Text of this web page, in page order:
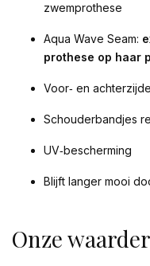
zwemprothese
Aqua Wave Seam:
prothese op haar
Voor‑ en
Schouderbandjes
UV‑bescherming
Blijft langer mooi
Onze